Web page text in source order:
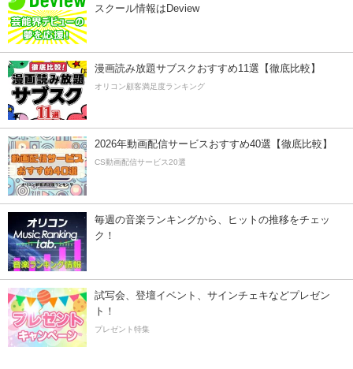
スクール情報はDeview
漫画読み放題サブスクおすすめ11選【徹底比較】
オリコン顧客満足度ランキング
2026年動画配信サービスおすすめ40選【徹底比較】
CS動画配信サービス20選
毎週の音楽ランキングから、ヒットの推移をチェッ
ク！
試写会、登壇イベント、サインチェキなどプレゼン
ト！
プレゼント特集